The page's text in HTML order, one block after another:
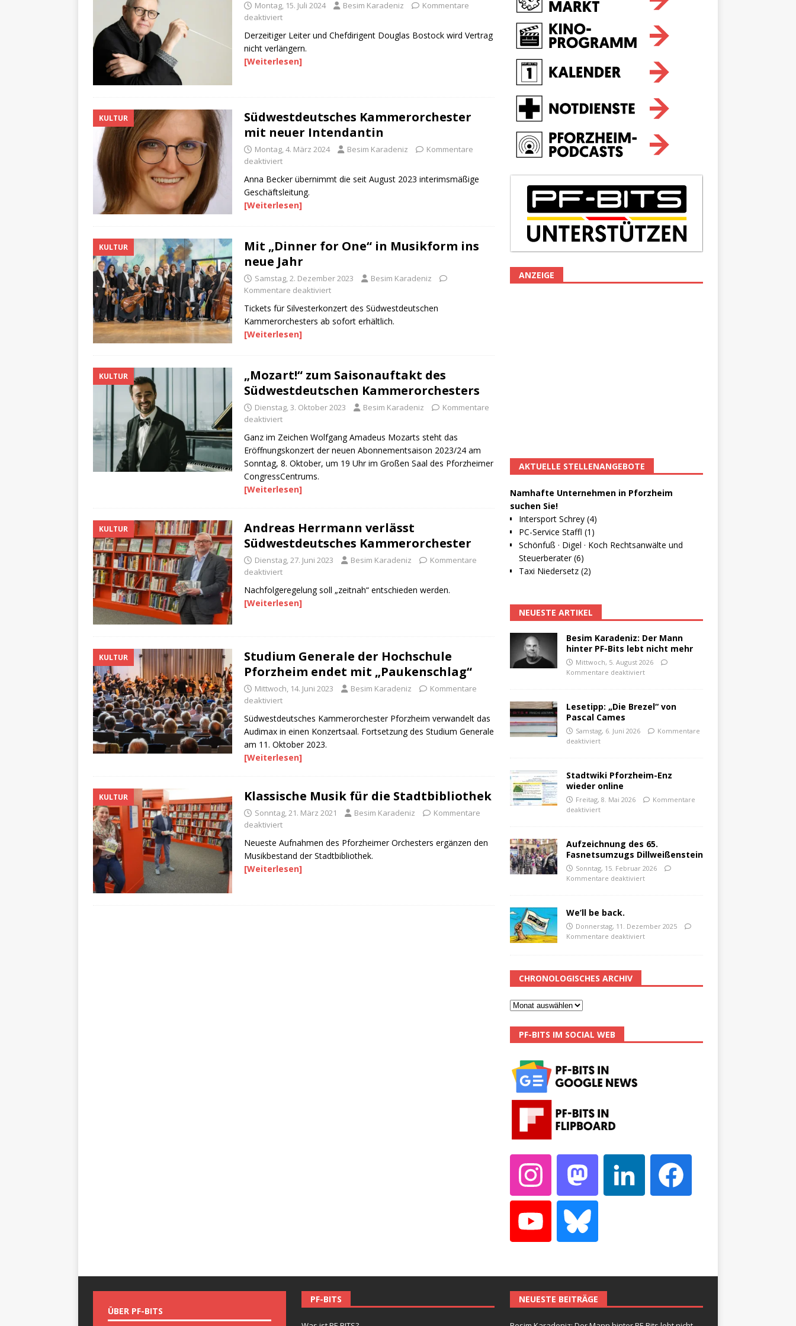
Montag, 15. Juli 2024 Besim Karadeniz
Kommentare
deaktiviert
Derzeitiger Leiter und Chefdirigent Douglas Bostock wird Vertrag
nicht verlängern.
[Weiterlesen]
KULTUR
Südwestdeutsches Kammerorchester
mit neuer Intendantin
Montag, 4. März 2024 Besim Karadeniz
Kommentare
deaktiviert
Anna Becker übernimmt die seit August 2023 interimsmäßige
Geschäftsleitung.
[Weiterlesen]
KULTUR
Mit „Dinner for One“ in Musikform ins
neue Jahr
Samstag, 2. Dezember 2023
Besim Karadeniz
Kommentare deaktiviert
Tickets für Silvesterkonzert des Südwestdeutschen
Kammerorchesters ab sofort erhältlich.
[Weiterlesen]
KULTUR
„Mozart!“ zum Saisonauftakt des
Südwestdeutschen Kammerorchesters
Dienstag, 3. Oktober 2023 Besim Karadeniz
Kommentare
deaktiviert
Ganz im Zeichen Wolfgang Amadeus Mozarts steht das
Eröffnungskonzert der neuen Abonnementsaison 2023/24 am
Sonntag, 8. Oktober, um 19 Uhr im Großen Saal des Pforzheimer
CongressCentrums.
[Weiterlesen]
KULTUR
Andreas Herrmann verlässt
Südwestdeutsches Kammerorchester
Dienstag, 27. Juni 2023 Besim Karadeniz
Kommentare
deaktiviert
Nachfolgeregelung soll „zeitnah“ entschieden werden.
[Weiterlesen]
KULTUR
Studium Generale der Hochschule
Pforzheim endet mit „Paukenschlag“
Mittwoch, 14. Juni 2023 Besim Karadeniz
Kommentare
deaktiviert
Südwestdeutsches Kammerorchester Pforzheim verwandelt das
Audimax in einen Konzertsaal. Fortsetzung des Studium Generale
am 11. Oktober 2023.
[Weiterlesen]
KULTUR Klassische Musik für die Stadtbibliothek
Sonntag, 21. März 2021 Besim Karadeniz
Kommentare
deaktiviert
Neueste Aufnahmen des Pforzheimer Orchesters ergänzen den
Musikbestand der Stadtbibliothek.
[Weiterlesen]
ANZEIGE
AKTUELLE STELLENANGEBOTE
Namhafte Unternehmen in Pforzheim
suchen Sie!
Intersport Schrey (4)
PC-Service Staffl (1)
Schönfuß · Digel · Koch Rechtsanwälte und
Steuerberater (6)
Taxi Niedersetz (2)
NEUESTE ARTIKEL
Besim Karadeniz: Der Mann
hinter PF-Bits lebt nicht mehr
Mittwoch, 5. August 2026
Kommentare deaktiviert
Lesetipp: „Die Brezel“ von
Pascal Cames
Samstag, 6. Juni 2026
Kommentare
deaktiviert
Stadtwiki Pforzheim-Enz
wieder online
Freitag, 8. Mai 2026
Kommentare
deaktiviert
Aufzeichnung des 65.
Fasnetsumzugs Dillweißenstein
Sonntag, 15. Februar 2026
Kommentare deaktiviert
We’ll be back.
Donnerstag, 11. Dezember 2025
Kommentare deaktiviert
CHRONOLOGISCHES ARCHIV
PF-BITS IM SOCIAL WEB
ÜBER PF-BITS
PF-BITS NEUESTE BEITRÄGE